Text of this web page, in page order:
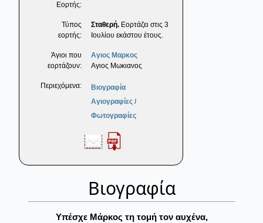
Εορτής:
Τύπος
εορτής:
Σταθερή. Εορτάζει στις 3
Ιουλίου εκάστου έτους.
Άγιοι που
εορτάζουν:
Αγιος Μαρκος
Αγιος Μωκιανος
Περιεχόμενα:
Βιογραφία
Αγιογραφίες /
Φωτογραφίες
Βιογραφία
Yπέσχε Mάρκος τη τομή τον αυχένα,